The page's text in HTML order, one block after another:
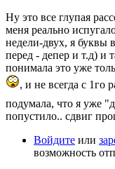
Ну это все глупая
меня реально
недели-двух, я буквы
перед - депер и т.д) и
понимала это уже
, и не всегда с 1го
подумала, что я уже
попустило.. сдвиг
Войдите или
возможность